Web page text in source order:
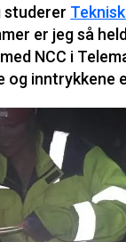
studerer
er jeg så
NCC i
og inntrykkene